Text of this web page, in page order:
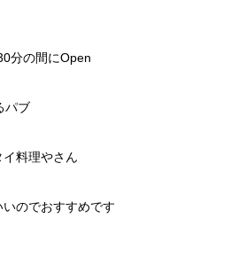
分の間にOpen
パブ
料理やさん
のでおすすめです